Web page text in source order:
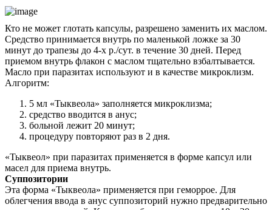
Кто не может глотать капсулы, разрешено заменить их маслом.
Средство принимается внутрь по маленькой ложке за 30
минут до трапезы до 4-х р./сут. в течение 30 дней. Перед
приемом внутрь флакон с маслом тщательно взбалтывается.
Масло при паразитах используют и в качестве микроклизм.
Алгоритм:
5 мл «Тыквеола» заполняется микроклизма;
средство вводится в анус;
больной лежит 20 минут;
процедуру повторяют раз в 2 дня.
«Тыквеол» при паразитах применяется в форме капсул или
масел для приема внутрь.
Суппозитории
Эта форма «Тыквеола» применяется при геморрое. Для
облегчения ввода в анус суппозиторий нужно предварительно